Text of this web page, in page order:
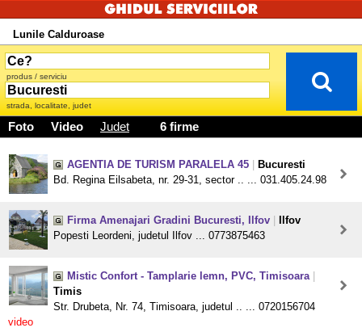
Lunile Calduroase
produs / serviciu
strada, localitate, judet
Foto Video Judet 6 firme
AGENTIA DE TURISM PARALELA 45
Bucuresti
Bd. Regina Eilsabeta, nr. 29-31, sector .. ... 031.405.24.98
Firma Amenajari Gradini Bucuresti, Ilfov
Ilfov
Popesti Leordeni, judetul Ilfov ... 0773875463
Mistic Confort - Tamplarie lemn, PVC, Timisoara
Timis
Str. Drubeta, Nr. 74, Timisoara, judetul .. ... 0720156704
video